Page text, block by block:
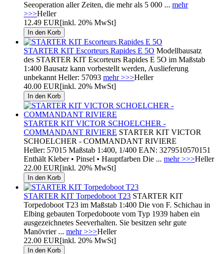
Seeoperation aller Zeiten, die mehr als 5 000 ... mehr
>>>Heller
12.49 EUR[inkl. 20% MwSt]
STARTER KIT Escorteurs Rapides E 5O Modellbausatz
des STARTER KIT Escorteurs Rapides E 5O im Maßstab
1:400 Bausatz kann vorbestellt werden, Auslieferung
unbekannt Heller: 57093 mehr >>>Heller
40.00 EUR[inkl. 20% MwSt]
STARTER KIT VICTOR SCHOELCHER -
COMMANDANT RIVIERE STARTER KIT VICTOR
SCHOELCHER - COMMANDANT RIVIERE
Heller: 57015 Maßstab 1:400, 1/400 EAN: 3279510570151
Enthält Kleber • Pinsel • Hauptfarben Die ... mehr >>>Heller
22.00 EUR[inkl. 20% MwSt]
STARTER KIT Torpedoboot T23 STARTER KIT
Torpedoboot T23 im Maßstab 1:400 Die von F. Schichau in
Elbing gebauten Torpedoboote vom Typ 1939 haben ein
ausgezeichnetes Seeverhalten. Sie besitzen sehr gute
Manövrier ... mehr >>>Heller
22.00 EUR[inkl. 20% MwSt]